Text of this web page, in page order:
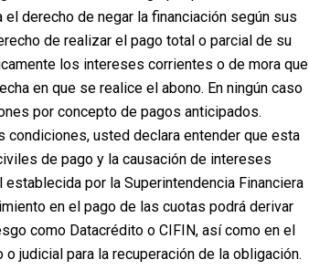
bajo evaluación
del paciente que lo
derecho de negar la financiación según sus
de realizar el pago total o parcial de su
los intereses corrientes o de mora que
en que se realice el abono. En ningún caso
por concepto de pagos anticipados.
usted declara entender que esta
de pago y la causación de intereses
por la Superintendencia Financiera
en el pago de las cuotas podrá derivar
como Datacrédito o CIFIN, así como en el
judicial para la recuperación de la obligación.